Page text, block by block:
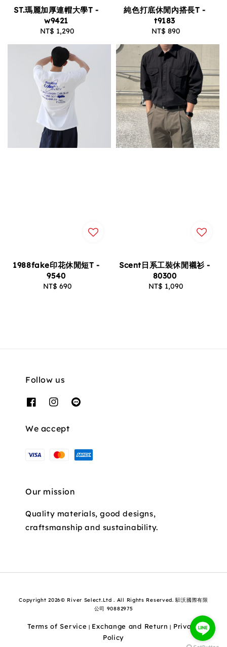
ST.瑪麗加厚連帽大學T -
w9421
Regular
NT$ 1,290
純色打底休閒內搭長T -
t9183
Regular
NT$ 890
1988fake印花休閒短T -
9540
Regular
NT$ 690
Scent日系工裝休閒襯衫 -
80300
Regular
NT$ 1,090
Follow us
We accept
Our mission
Quality materials, good designs,
craftsmanship and sustainability.
Copyright 2026© River Select.Ltd . All Rights Reserved. 馹沃國際有限
公司 90882975
Terms of Service | Exchange and Return | Privacy
Policy